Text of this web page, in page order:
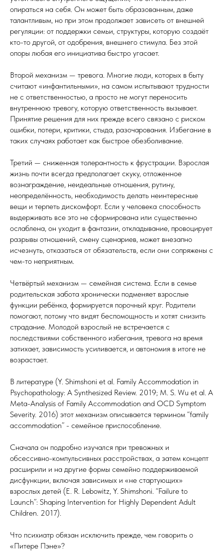
опираться на себя. Он может быть образованным, даже
талантливым, но при этом продолжает зависеть от внешней
регуляции: от поддержки семьи, структуры, которую создаёт
кто-то другой, от одобрения, внешнего стимула. Без этой
опоры любая его инициатива быстро угасает.
Второй механизм — тревога. Многие люди, которых в быту
считают «инфантильными», на самом испытывают трудности
не с ответственностью, а просто не могут переносить
внутреннюю тревогу, которую ответственность вызывает.
Принятие решения для них прежде всего связано с риском
ошибки, потери, критики, стыда, разочарования. Избегание в
таких случаях работает как быстрое обезболивание.
Третий — сниженная толерантность к фрустрации. Взрослая
жизнь почти всегда предполагает скуку, отложенное
вознаграждение, неидеальные отношения, рутину,
неопределённость, необходимость делать неинтересные
вещи и терпеть дискомфорт. Если у человека способность
выдерживать все это не сформирована или существенно
ослаблена, он уходит в фантазии, откладывание, провоцирует
разрывы отношений, смену сценариев, может внезапно
исчезнуть, отказаться от обязательств, если они сопряжены с
чем-то неприятным.
Четвёртый механизм — семейная система. Если в семье
родительская забота хронически подменяет взрослые
функции ребёнка, формируется порочный круг. Родители
помогают, потому что видят беспомощность и хотят снизить
страдание. Молодой взрослый не встречается с
последствиями собственного избегания, тревога на время
затихает, зависимость усиливается, и автономия в итоге не
возрастает.
В литературе (Y. Shimshoni et al. Family Accommodation in
Psychopathology: A Synthesized Review. 2019; M. S. Wu et al. A
Meta-Analysis of Family Accommodation and OCD Symptom
Severity. 2016) этот механизм описывается термином “family
accommodation” - семейное приспособление.
Сначала он подробно изучался при тревожных и
обсессивно-компульсивных расстройствах, а затем концепт
расширили и на другие формы семейно поддерживаемой
дисфункции, включая зависимых и «не стартующих»
взрослых детей (E. R. Lebowitz, Y. Shimshoni. “Failure to
Launch”: Shaping Intervention for Highly Dependent Adult
Children. 2017).
Что психиатр обязан исключить прежде, чем говорить о
«Питере Пэне»?